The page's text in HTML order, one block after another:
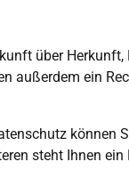
über
außerdem ein
können
steht Ihnen